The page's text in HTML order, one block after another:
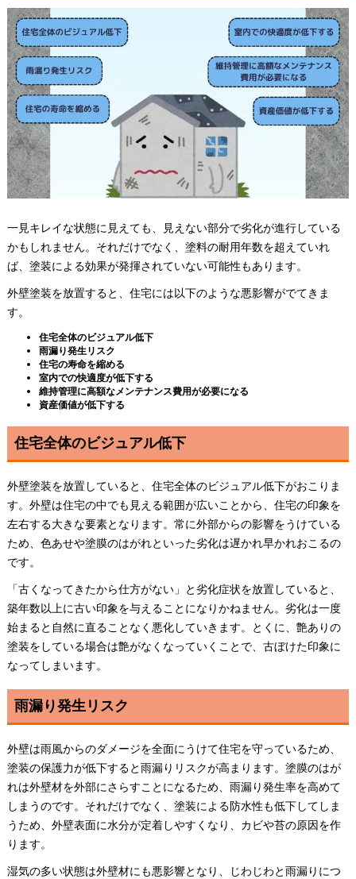
一見キレイな状態に見えても、見えない部分で劣化が進行している
かもしれません。それだけでなく、塗料の耐用年数を超えていれ
ば、塗装による効果が発揮されていない可能性もあります。
外壁塗装を放置すると、住宅には以下のような悪影響がでてきま
す。
住宅全体のビジュアル低下
雨漏り発生リスク
住宅の寿命を縮める
室内での快適度が低下する
維持管理に高額なメンテナンス費用が必要になる
資産価値が低下する
住宅全体のビジュアル低下
外壁塗装を放置していると、住宅全体のビジュアル低下がおこりま
す。外壁は住宅の中でも見える範囲が広いことから、住宅の印象を
左右する大きな要素となります。常に外部からの影響をうけている
ため、色あせや塗膜のはがれといった劣化は遅かれ早かれおこるの
です。
「古くなってきたから仕方がない」と劣化症状を放置していると、
築年数以上に古い印象を与えることになりかねません。劣化は一度
始まると自然に直ることなく悪化していきます。とくに、艶ありの
塗装をしている場合は艶がなくなっていくことで、古ぼけた印象に
なってしまいます。
雨漏り発生リスク
外壁は雨風からのダメージを全面にうけて住宅を守っているため、
塗装の保護力が低下すると雨漏りリスクが高まります。塗膜のはが
れは外壁材を外部にさらすことになるため、雨漏り発生率を高めて
しまうのです。それだけでなく、塗装による防水性も低下してしま
うため、外壁表面に水分が定着しやすくなり、カビや苔の原因を作
ります。
湿気の多い状態は外壁材にも悪影響となり、じわじわと雨漏りにつ